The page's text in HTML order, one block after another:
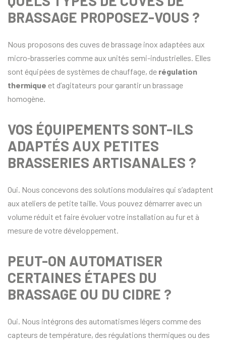
BRASSAGE PROPOSEZ-VOUS ?
Nous proposons des cuves de brassage inox adaptées aux
micro-brasseries comme aux unités semi-industrielles. Elles
sont équipées de systèmes de chauffage, de régulation
thermique et d’agitateurs pour garantir un brassage
homogène.
VOS ÉQUIPEMENTS SONT-ILS
ADAPTÉS AUX PETITES
BRASSERIES ARTISANALES ?
Oui. Nous concevons des solutions modulaires qui s’adaptent
aux ateliers de petite taille. Vous pouvez démarrer avec un
volume réduit et faire évoluer votre installation au fur et à
mesure de votre développement.
PEUT-ON AUTOMATISER
CERTAINES ÉTAPES DU
BRASSAGE OU DU CIDRE ?
Oui. Nous intégrons des automatismes légers comme des
capteurs de température, des régulations thermiques ou des